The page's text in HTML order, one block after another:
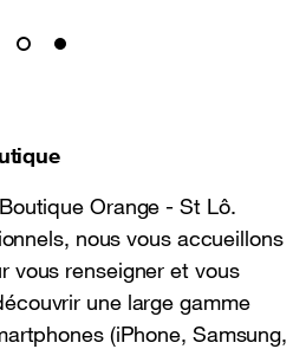
Orange - St Lô.
nous vous accueillons
vous renseigner et vous
une large gamme
(iPhone, Samsung,